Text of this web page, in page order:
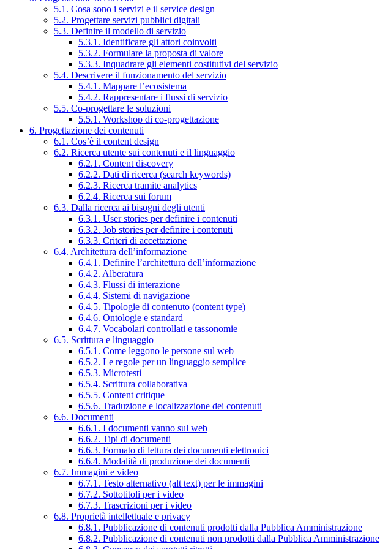
5.1. Cosa sono i servizi e il service design
5.2. Progettare servizi pubblici digitali
5.3. Definire il modello di servizio
5.3.1. Identificare gli attori coinvolti
5.3.2. Formulare la proposta di valore
5.3.3. Inquadrare gli elementi costitutivi del servizio
5.4. Descrivere il funzionamento del servizio
5.4.1. Mappare l’ecosistema
5.4.2. Rappresentare i flussi di servizio
5.5. Co-progettare le soluzioni
5.5.1. Workshop di co-progettazione
6. Progettazione dei contenuti
6.1. Cos’è il content design
6.2. Ricerca utente sui contenuti e il linguaggio
6.2.1. Content discovery
6.2.2. Dati di ricerca (search keywords)
6.2.3. Ricerca tramite analytics
6.2.4. Ricerca sui forum
6.3. Dalla ricerca ai bisogni degli utenti
6.3.1. User stories per definire i contenuti
6.3.2. Job stories per definire i contenuti
6.3.3. Criteri di accettazione
6.4. Architettura dell’informazione
6.4.1. Definire l’architettura dell’informazione
6.4.2. Alberatura
6.4.3. Flussi di interazione
6.4.4. Sistemi di navigazione
6.4.5. Tipologie di contenuto (content type)
6.4.6. Ontologie e standard
6.4.7. Vocabolari controllati e tassonomie
6.5. Scrittura e linguaggio
6.5.1. Come leggono le persone sul web
6.5.2. Le regole per un linguaggio semplice
6.5.3. Microtesti
6.5.4. Scrittura collaborativa
6.5.5. Content critique
6.5.6. Traduzione e localizzazione dei contenuti
6.6. Documenti
6.6.1. I documenti vanno sul web
6.6.2. Tipi di documenti
6.6.3. Formato di lettura dei documenti elettronici
6.6.4. Modalità di produzione dei documenti
6.7. Immagini e video
6.7.1. Testo alternativo (alt text) per le immagini
6.7.2. Sottotitoli per i video
6.7.3. Trascrizioni per i video
6.8. Proprietà intellettuale e privacy
6.8.1. Pubblicazione di contenuti prodotti dalla Pubblica Amministrazione
6.8.2. Pubblicazione di contenuti non prodotti dalla Pubblica Amministrazione